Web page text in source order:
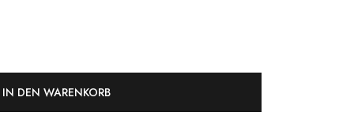
IN DEN WARENKORB